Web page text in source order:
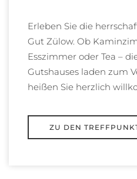
Erleben Sie die
Gut Zülow. Ob
Esszimmer oder Tea –
Gutshauses laden zum
heißen Sie herzlich
ZU DEN